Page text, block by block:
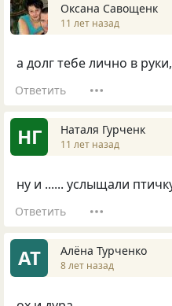
Оксана Савощенк
11 лет назад
а долг тебе лично в
Ответить
НГ Наталя Гурченк
11 лет назад
ну и ...... услыщали
Ответить
АТ Алёна Турченко
8 лет назад